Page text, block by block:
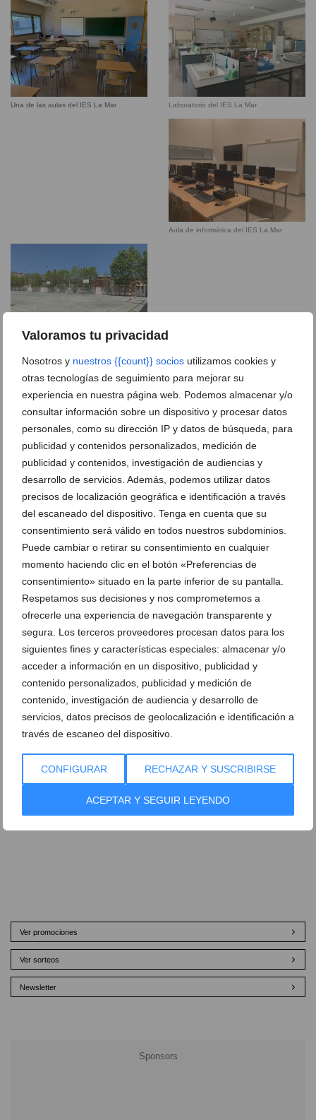
Valoramos tu privacidad
Nosotros y nuestros {{count}} socios utilizamos cookies y
otras tecnologías de seguimiento para mejorar su
experiencia en nuestra página web. Podemos almacenar y/o
consultar información sobre un dispositivo y procesar datos
personales, como su dirección IP y datos de búsqueda, para
publicidad y contenidos personalizados, medición de
publicidad y contenidos, investigación de audiencias y
desarrollo de servicios. Además, podemos utilizar datos
precisos de localización geográfica e identificación a través
del escaneado del dispositivo. Tenga en cuenta que su
consentimiento será válido en todos nuestros subdominios.
Puede cambiar o retirar su consentimiento en cualquier
momento haciendo clic en el botón «Preferencias de
consentimiento» situado en la parte inferior de su pantalla.
Respetamos sus decisiones y nos comprometemos a
ofrecerle una experiencia de navegación transparente y
segura. Los terceros proveedores procesan datos para los
siguientes fines y características especiales: almacenar y/o
acceder a información en un dispositivo, publicidad y
contenido personalizados, publicidad y medición de
contenido, investigación de audiencia y desarrollo de
servicios, datos precisos de geolocalización e identificación a
través de escaneo del dispositivo.
CONFIGURAR RECHAZAR Y SUSCRIBIRSE
ACEPTAR Y SEGUIR LEYENDO
Una de las aulas del IES La Mar Laboratorio del IES La Mar
Aula de informática del IES La Mar
Mar de Xàbia
Entrada principal del IES La Mar
DEJA UN COMENTARIO
Ver promociones
Ver sorteos
Newsletter